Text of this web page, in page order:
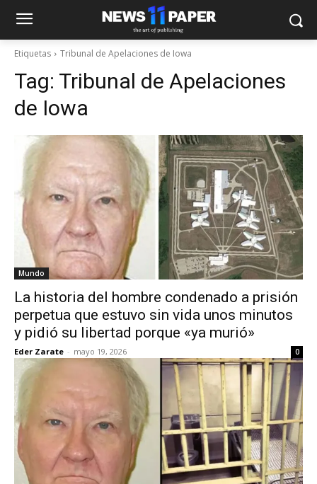
Etiquetas Tribunal de Apelaciones de Iowa
Tag: Tribunal de Apelaciones
de Iowa
Mundo
La historia del hombre condenado a prisión
perpetua que estuvo sin vida unos minutos
y pidió su libertad porque «ya murió»
Eder Zarate - mayo 19, 2026 0